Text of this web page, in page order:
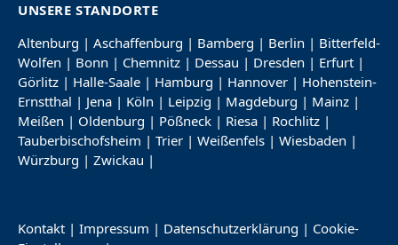
UNSERE STANDORTE
Altenburg | Aschaffenburg | Bamberg | Berlin | Bitterfeld-
Wolfen | Bonn | Chemnitz | Dessau | Dresden | Erfurt |
Görlitz | Halle-Saale | Hamburg | Hannover | Hohenstein-
Ernstthal | Jena | Köln | Leipzig | Magdeburg | Mainz |
Meißen | Oldenburg | Pößneck | Riesa | Rochlitz |
Tauberbischofsheim | Trier | Weißenfels | Wiesbaden |
Würzburg | Zwickau |
Kontakt | Impressum | Datenschutzerklärung | Cookie-